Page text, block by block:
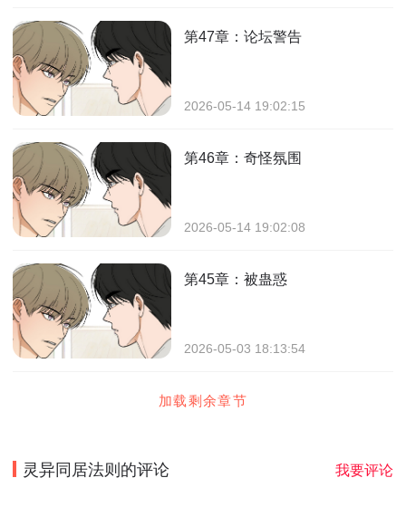
第47章：论坛警告
2026-05-14 19:02:15
第46章：奇怪氛围
2026-05-14 19:02:08
第45章：被蛊惑
2026-05-03 18:13:54
加载剩余章节
灵异同居法则 的评论 我要评论